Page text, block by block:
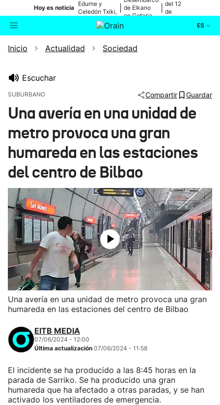
Hoy es noticia
Edurne y
Celedón Txiki,
en directo
de Elkano
en Getaria
del 12
de
ES
Buscador Actualidad
Ikusmiran
Eguraldia
Inicio Actualidad Sociedad
Escuchar
SUBURBANO Compartir Guardar
Una avería en una unidad de
metro provoca una gran
humareda en las estaciones
del centro de Bilbao
Una avería en una unidad de metro provoca una gran
humareda en las estaciones del centro de Bilbao
EITB MEDIA
07/06/2024 - 12:00
Última actualización 07/06/2024 - 11:58
El incidente se ha producido a las 8:45 horas en la
parada de Sarriko. Se ha producido una gran
humareda que ha afectado a otras paradas, y se han
activado los ventiladores de emergencia.